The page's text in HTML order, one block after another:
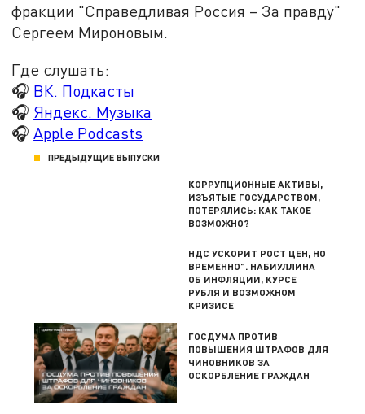
фракции "Справедливая Россия – За правду"
Сергеем Мироновым.
Где слушать:
🎧 ВК. Подкасты
🎧 Яндекс. Музыка
🎧 Apple Podcasts
ПРЕДЫДУЩИЕ ВЫПУСКИ
КОРРУПЦИОННЫЕ АКТИВЫ,
ИЗЪЯТЫЕ ГОСУДАРСТВОМ,
ПОТЕРЯЛИСЬ: КАК ТАКОЕ
ВОЗМОЖНО?
НДС УСКОРИТ РОСТ ЦЕН, НО
ВРЕМЕННО". НАБИУЛЛИНА
ОБ ИНФЛЯЦИИ, КУРСЕ
РУБЛЯ И ВОЗМОЖНОМ
КРИЗИСЕ
ГОСДУМА ПРОТИВ
ПОВЫШЕНИЯ ШТРАФОВ ДЛЯ
ЧИНОВНИКОВ ЗА
ОСКОРБЛЕНИЕ ГРАЖДАН